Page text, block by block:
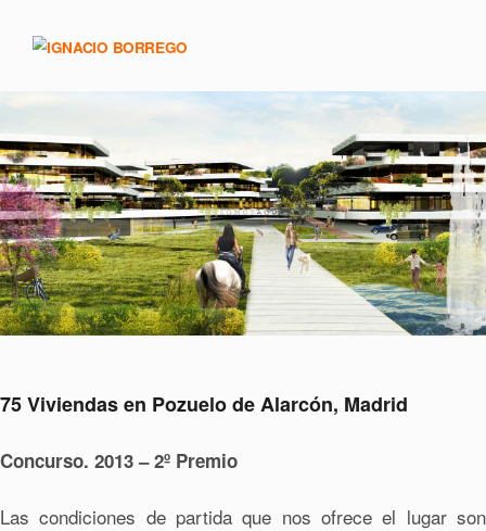
75 Viviendas en Pozuelo de Alarcón, Madrid
Concurso. 2013 – 2º Premio
Las condiciones de partida que nos ofrece el lugar son